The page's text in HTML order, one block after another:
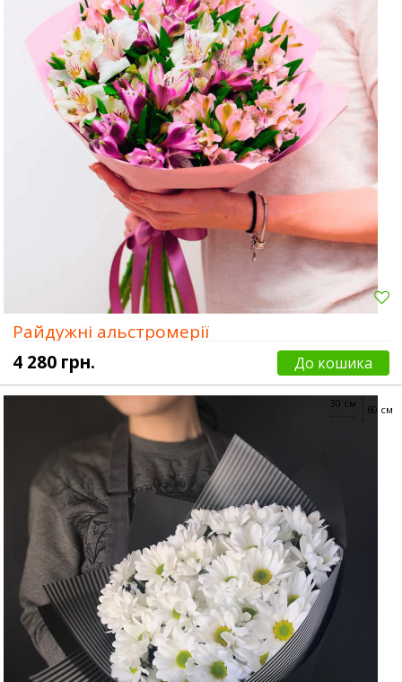
Райдужні альстромерії
4 280 грн.
До кошика
60 см
30 см